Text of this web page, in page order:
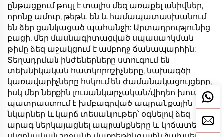
ընթացքում թույլ է տալիս մեզ առաքել անիվներ,
որոնք ամուր, թեթև են և համապատասխանում
են ձեր ցանկացած պահանջի: Արտադրությունից
բացի, մեր մասնագիտացված սպասարկման
թիմը ձեզ աջակցում է ամբողջ ճանապարհին:
Տեղադրման ինժեներները ստուգում են
տեխնիկական հատկորոշիչները, նախագծի
կառավարիչները հսկում են ժամանակացույցերը,
իսկ մեր ներքին լուսանկարչական/վիդեո խումբը
պատրաստում է խմբագրված ապրանքային
նկարներ և կարճ տեսանյութեր՝ օգնելով ձեզ
արագ ներկայացնել ապրանքները և կրճատել